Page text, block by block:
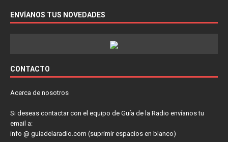
ENVÍANOS TUS NOVEDADES
CONTACTO
Acerca de nosotros
Si deseas contactar con el equipo de Guía de la Radio envíanos tu
email a:
info @ guiadelaradio.com (suprimir espacios en blanco)